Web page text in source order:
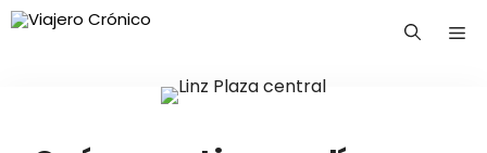
Saltar